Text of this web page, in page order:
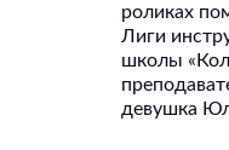
роликах
Лиги
школы
девушка